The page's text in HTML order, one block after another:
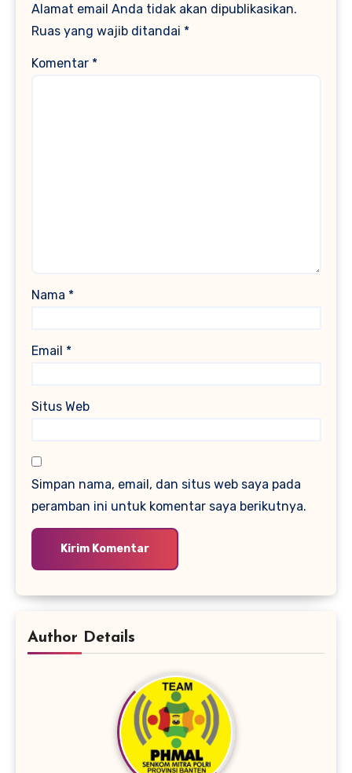
Alamat email Anda tidak akan dipublikasikan.
Ruas yang wajib ditandai *
Komentar *
Nama *
Email *
Situs Web
Simpan nama, email, dan situs web saya pada
peramban ini untuk komentar saya berikutnya.
Author Details